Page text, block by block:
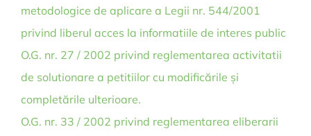
metodologice de aplicare a Legii nr. 544/2001
privind liberul acces la informatiile de interes public
O.G. nr. 27 / 2002 privind reglementarea activitatii
de solutionare a petitiilor cu modificările și
completările ulterioare.
O.G. nr. 33 / 2002 privind reglementarea eliberarii